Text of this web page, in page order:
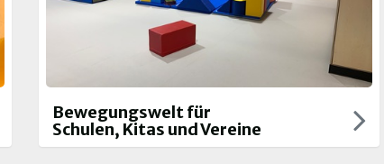
Bewegungswelt für
Schulen, Kitas und Vereine